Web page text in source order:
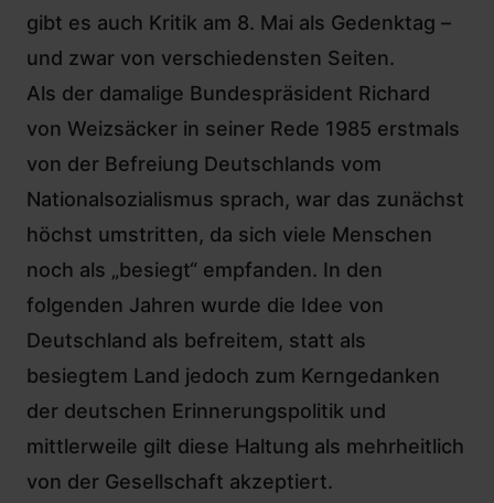
gibt es auch Kritik am 8. Mai als Gedenktag –
und zwar von verschiedensten Seiten.
Als der damalige Bundespräsident Richard
von Weizsäcker in seiner Rede 1985 erstmals
von der Befreiung Deutschlands vom
Nationalsozialismus sprach, war das zunächst
höchst umstritten, da sich viele Menschen
noch als „besiegt“ empfanden. In den
folgenden Jahren wurde die Idee von
Deutschland als befreitem, statt als
besiegtem Land jedoch zum Kerngedanken
der deutschen Erinnerungspolitik und
mittlerweile gilt diese Haltung als mehrheitlich
von der Gesellschaft akzeptiert.